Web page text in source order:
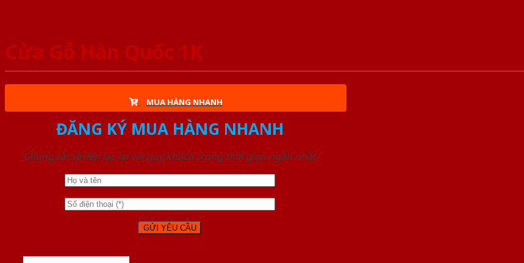
Cửa Gỗ Hàn Quốc 1K
MUA HÀNG NHANH
ĐĂNG KÝ MUA HÀNG NHANH
Chúng tôi sẽ liên lạc lại với quý khách trong thời gian ngắn nhất